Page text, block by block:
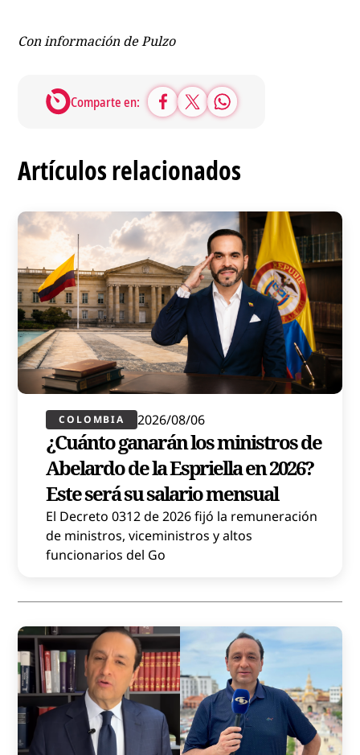
Con información de Pulzo
Comparte en:
Artículos relacionados
COLOMBIA 2026/08/06
¿Cuánto ganarán los ministros de
Abelardo de la Espriella en 2026?
Este será su salario mensual
El Decreto 0312 de 2026 fijó la remuneración
de ministros, viceministros y altos
funcionarios del Go